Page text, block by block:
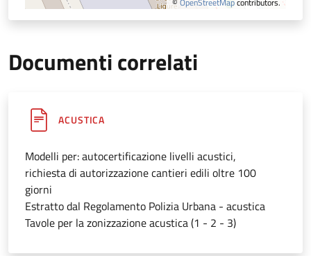
Documenti correlati
ACUSTICA
Modelli per: autocertificazione livelli acustici,
richiesta di autorizzazione cantieri edili oltre 100
giorni
Estratto dal Regolamento Polizia Urbana - acustica
Tavole per la zonizzazione acustica (1 - 2 - 3)